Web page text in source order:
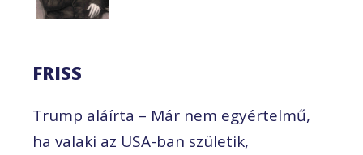
FRISS
Trump aláírta – Már nem egyértelmű,
ha valaki az USA-ban születik,